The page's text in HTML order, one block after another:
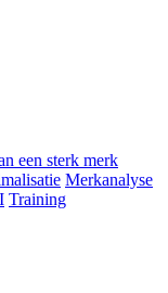
een sterk merk
Merkanalyse
Training